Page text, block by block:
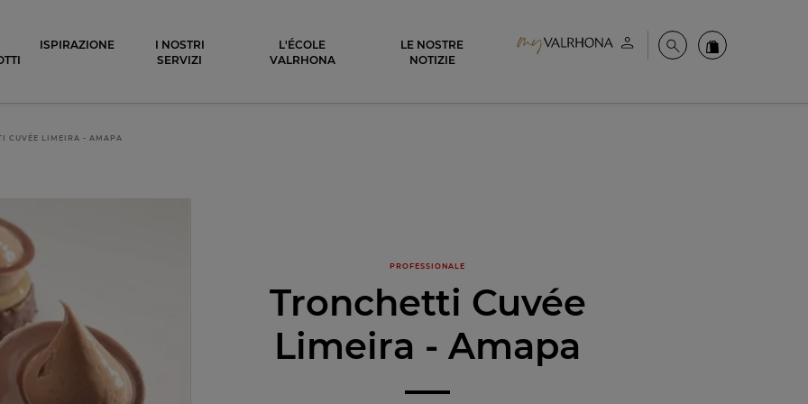
Il mio accountCercaOrdinate i
ISPIRAZIONE
I NOSTRI
SERVIZI
L'ÉCOLE
VALRHONA
LE NOSTRE
NOTIZIE
CUVÉE LIMEIRA - AMAPA
PROFESSIONALE
Tronchetti Cuvée
Limeira - Amapa